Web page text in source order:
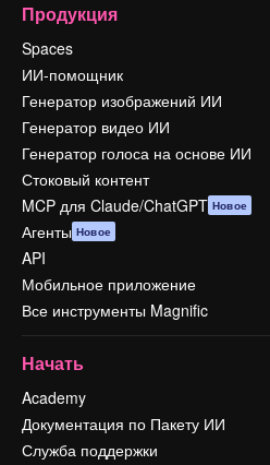
Продукция
Spaces
ИИ-помощник
Генератор изображений ИИ
Генератор видео ИИ
Генератор голоса на основе ИИ
Стоковый контент
MCP для Claude/ChatGPT Новое
Агенты Новое
API
Мобильное приложение
Все инструменты Magnific
Начать
Academy
Документация по Пакету ИИ
Служба поддержки